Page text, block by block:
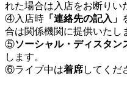
れた場合は入店をお断りい
④入店時 「連絡先の記入」
合は関係機関に提供いたし
⑤ソーシャル・ディスタン
します。
⑥ライブ中は着席してくだ